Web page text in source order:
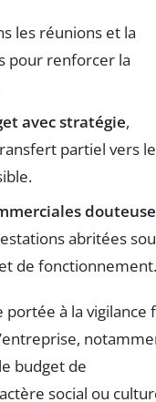
les réunions et la
pour renforcer la
avec stratégie,
partiel vers le
abritées
de fonctionnement.
à la vigilance
budget de
social ou